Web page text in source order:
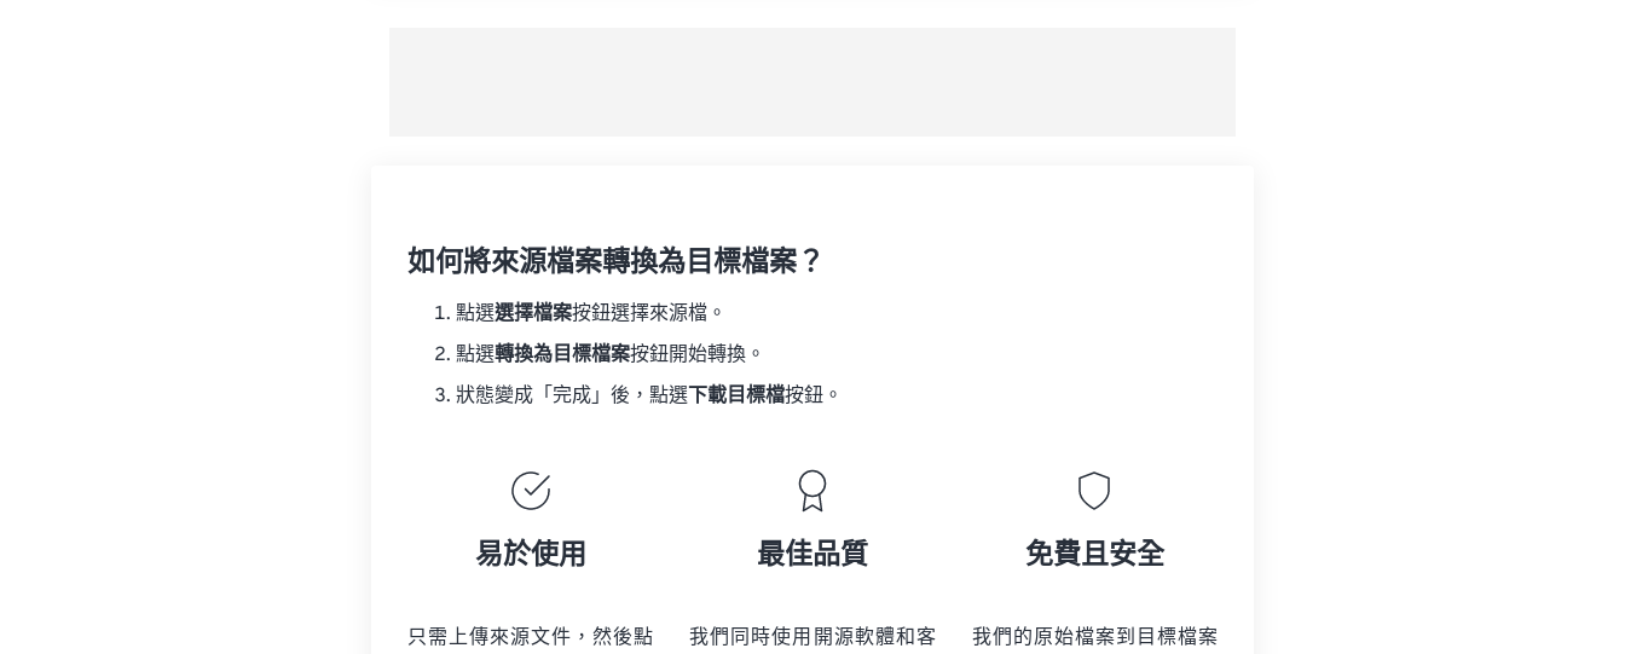
如何將來源檔案轉換為目標檔案？
點選選擇檔案按鈕選擇來源檔。
點選轉換為目標檔案按鈕開始轉換。
狀態變成「完成」後，點選 下載目標檔按鈕。
易於使用
只需上傳來源文件，然後點
最佳品質
我們同時使用開源軟體和客
免費且安全
我們的原始檔案到目標檔案